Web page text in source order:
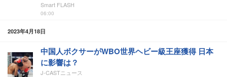
Smart FLASH
06:00
2023年4月18日
中国人ボクサーがWBO世界ヘビー級王座獲得 日本
に影響は？
J-CASTニュース